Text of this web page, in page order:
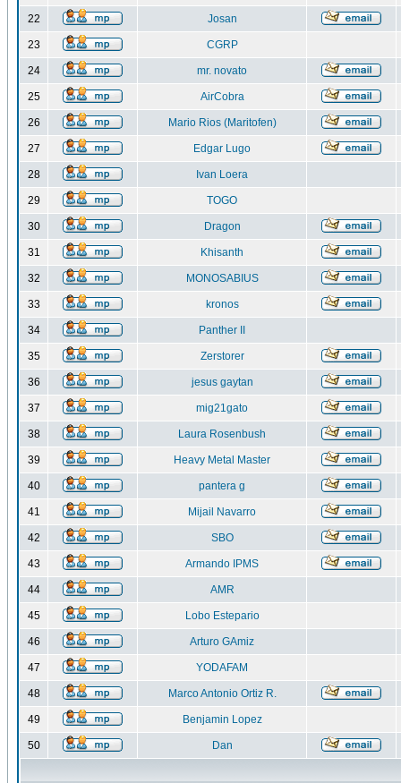
22 Josan
23 CGRP
24 mr. novato
25 AirCobra
26 Mario Rios (Maritofen)
27 Edgar Lugo
28 Ivan Loera
29 TOGO
30 Dragon
31 Khisanth
32 MONOSABIUS
33 kronos
34 Panther II
35 Zerstorer
36 jesus gaytan
37 mig21gato
38 Laura Rosenbush
39 Heavy Metal Master
40 pantera g
41 Mijail Navarro
42 SBO
43 Armando IPMS
44 AMR
45 Lobo Estepario
46 Arturo GAmiz
47 YODAFAM
48 Marco Antonio Ortiz R.
49 Benjamin Lopez
50 Dan